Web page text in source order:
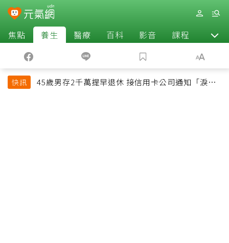
焦點 養生 醫療 百科 影音 課程 退休
快訊
45歲男存2千萬提早退休 接信用卡公司通知「淚回